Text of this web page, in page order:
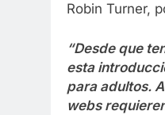
Robin Turner,
“Desde que
esta
para adultos.
webs